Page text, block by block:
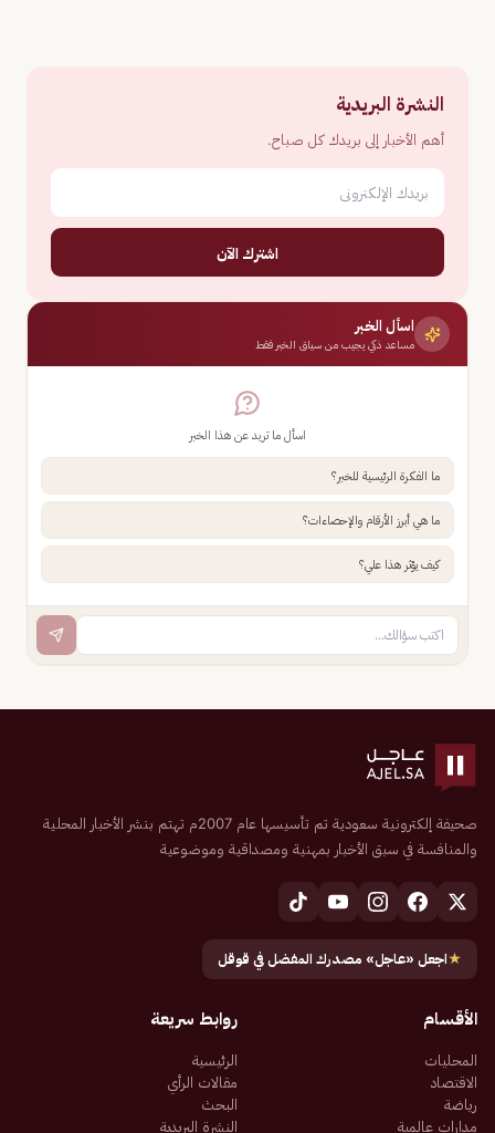
النشرة البريدية
أهم الأخبار إلى بريدك كل صباح.
اشترك الآن
اسأل الخبر
مساعد ذكي يجيب من سياق الخبر فقط
اسأل ما تريد عن هذا الخبر
ما الفكرة الرئيسية للخبر؟
ما هي أبرز الأرقام والإحصاءات؟
كيف يؤثر هذا علي؟
صحيفة إلكترونية سعودية تم تأسيسها عام 2007م تهتم بنشر الأخبار المحلية
والمنافسة في سبق الأخبار بمهنية ومصداقية وموضوعية
★اجعل «عاجل» مصدرك المفضل في قوقل
الأقسام
المحليات
الاقتصاد
رياضة
مدارات عالمية
روابط سريعة
الرئيسية
مقالات الرأي
البحث
النشرة البريدية